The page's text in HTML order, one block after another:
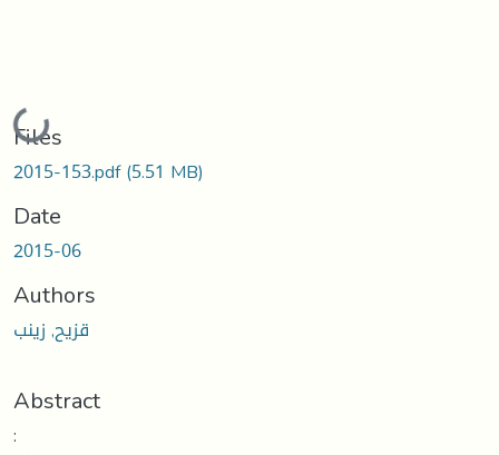
Loading...
Files
2015-153.pdf(5.51 MB)
Date
2015-06
Authors
قزيح, زينب
Abstract
: